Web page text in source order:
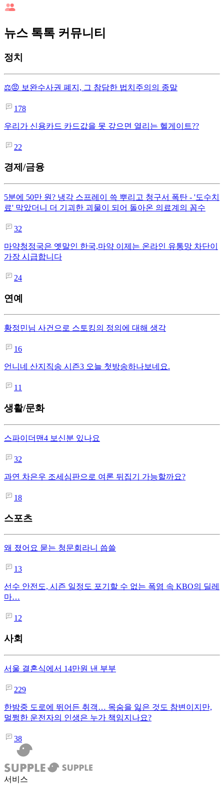
뉴스 톡톡 커뮤니티
정치
⚖️😡 보완수사권 폐지, 그 참담한 법치주의의 종말
178
우리가 신용카드 카드값을 못 갚으면 열리는 헬게이트??
22
경제/금융
5분에 50만 원? 냉각 스프레이 쓱 뿌리고 청구서 폭탄 - '도수치
료' 막았더니 더 기괴한 괴물이 되어 돌아온 의료계의 꼼수
32
마약청정국은 옛말인 한국,마약 이제는 온라인 유통망 차단이
가장 시급합니다
24
연예
황정민님 사건으로 스토킹의 정의에 대해 생각
16
언니네 산지직송 시즌3 오늘 첫방송하나보네요.
11
생활/문화
스파이더맨4 보신분 있나요
32
과연 차은우 조세심판으로 여론 뒤집기 가능할까요?
18
스포츠
왜 졌어요 묻는 청문회라니 씁쓸
13
선수 안전도, 시즌 일정도 포기할 수 없는 폭염 속 KBO의 딜레
마…
12
사회
서울 결혼식에서 14만원 낸 부부
229
한밤중 도로에 뛰어든 취객… 목숨을 잃은 것도 참변이지만,
멀쩡한 운전자의 인생은 누가 책임지나요?
38
서비스